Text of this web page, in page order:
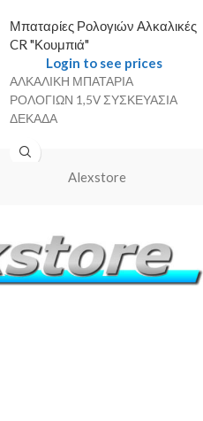
Μπαταρίες Ρολογιών Αλκαλικές
CR "Κουμπιά"
Login to see prices
ΑΛΚΑΛΙΚΗ ΜΠΑΤΑΡΙΑ
ΡΟΛΟΓΙΩΝ 1,5V ΣΥΣΚΕΥΑΣΙΑ
ΔΕΚΑΔΑ
Alexstore